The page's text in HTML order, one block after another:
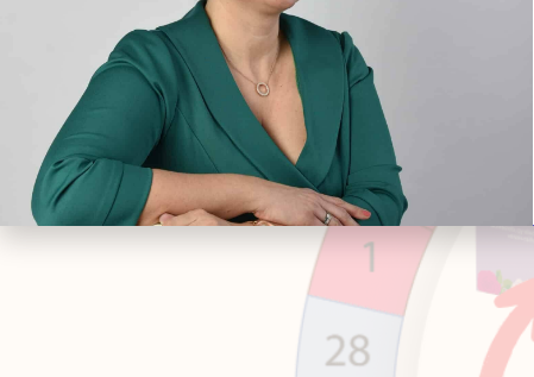
tüneteket […]
Női Ciklus térkép a